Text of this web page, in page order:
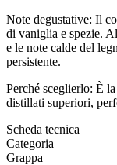
Note degustative: Il
di vaniglia e spezie.
e le note calde del
persistente.
Perché sceglierlo: È
distillati superiori,
Scheda tecnica
Categoria
Grappa